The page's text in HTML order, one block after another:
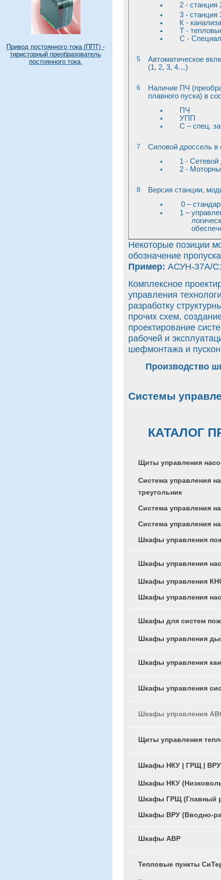
Привод постоянного тока (ППТ) -
тиристорный преобразователь
постоянного тока.
2 - станция
3 - станция
К -
Т -
С -
5
Автоматическое
(1, 2, 3, 4…)
6
Наличие ПЧ
плавного пуска) в
ПЧ
УПП
С – спец.
7
Силовой дроссель в
1 - Сетевой
2 -
8
Версия станции,
0 –
1 –
Некоторые позиции
обозначение
Пример: АСУН-37А/
Комплексное
управления
разработку
прочих схем,
проектирование
рабочей и
шефмонтажа и
Производство
Системы
КАТАЛОГ
Щиты управления
Система управления
треугольник
Система управления
Система управления
Шкафы управления
Шкафы управления
Шкафы управления
Шкафы управления
Шкафы для систем
Шкафы управления
Шкафы управления
Шкафы управления
Шкафы управления
Щиты управления
Шкафы НКУ | ГРЩ | ВРУ
Шкафы НКУ
Шкафы ГРЩ (Главный
Шкафы ВРУ (Вводно-
Шкафы АВР
Тепловые пункты